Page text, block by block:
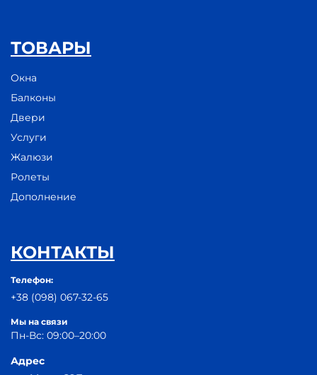
ТОВАРЫ
Окна
Балконы
Двери
Услуги
Жалюзи
Ролеты
Дополнение
КОНТАКТЫ
Телефон:
+38 (098) 067-32-65
Мы на связи
Пн-Вс: 09:00–20:00
Адрес